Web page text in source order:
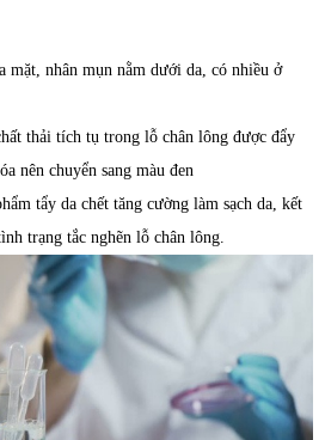
mặt, nhân mụn nằm dưới da, có nhiều ở
thải tích tụ trong lỗ chân lông được đẩy
nên chuyển sang màu đen
tẩy da chết tăng cường làm sạch da, kết
trạng tắc nghẽn lỗ chân lông.